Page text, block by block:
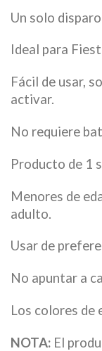
Un solo disparo
Ideal para
Fácil de usar,
activar.
No requiere
Producto de 1
Menores de
adulto.
Usar de
No apuntar a
Los colores de
NOTA: El